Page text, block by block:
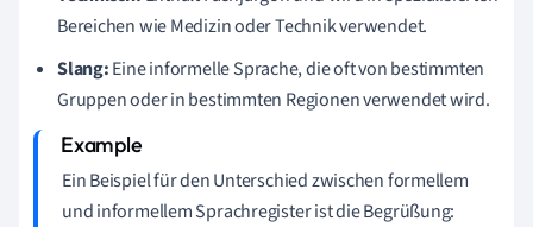
Bereichen wie Medizin oder Technik verwendet.
Slang:Eine informelle Sprache, die oft von bestimmten
Gruppen oder in bestimmten Regionen verwendet wird.
Ein Beispiel für den Unterschied zwischen formellem
und informellem Sprachregister ist die Begrüßung: